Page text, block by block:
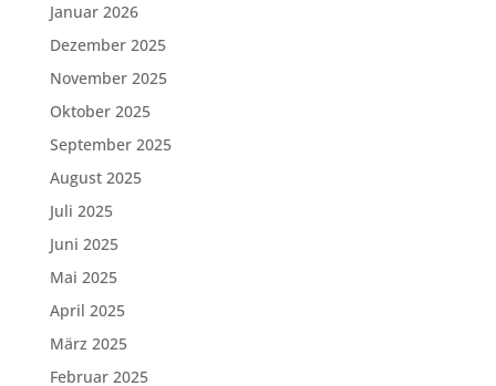
Januar 2026
Dezember 2025
November 2025
Oktober 2025
September 2025
August 2025
Juli 2025
Juni 2025
Mai 2025
April 2025
März 2025
Februar 2025